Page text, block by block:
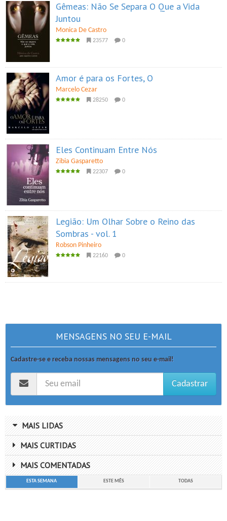
Gêmeas: Não Se Separa O Que a Vida
Juntou
Monica De Castro
23577 0
Amor é para os Fortes, O
Marcelo Cezar
28250 0
Eles Continuam Entre Nós
Zibia Gasparetto
22307 0
Legião: Um Olhar Sobre o Reino das
Sombras - vol. 1
Robson Pinheiro
22160 0
MENSAGENS NO SEU E-MAIL
Cadastre-se e receba nossas mensagens no seu e-mail!
Cadastrar
MAIS LIDAS
MAIS CURTIDAS
MAIS COMENTADAS
ESTA SEMANA ESTE MÊS TODAS